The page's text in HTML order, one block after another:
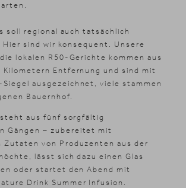
soll regional auch tatsächlich
Hier sind wir konsequent. Unsere
lokalen R50-Gerichte kommen aus
Kilometern Entfernung und sind mit
Siegel ausgezeichnet, viele stammen
Bauernhof.
aus fünf sorgfältig
Gängen – zubereitet mit
Zutaten von Produzenten aus der
lässt sich dazu einen Glas
oder startet den Abend mit
Drink Summer Infusion.